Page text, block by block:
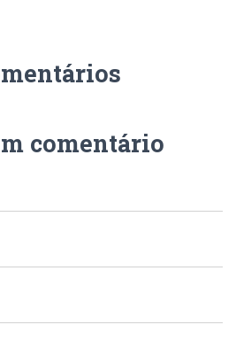
comentário